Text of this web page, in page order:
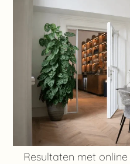
Resultaten met